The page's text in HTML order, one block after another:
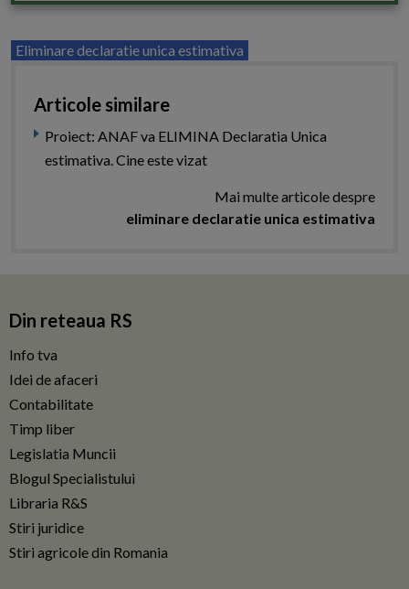
Eliminare declaratie unica estimativa
Articole similare
Proiect: ANAF va ELIMINA Declaratia Unica
estimativa. Cine este vizat
Mai multe articole despre
eliminare declaratie unica estimativa
Din reteaua RS
Info tva
Idei de afaceri
Contabilitate
Timp liber
Legislatia Muncii
Blogul Specialistului
Libraria R&S
Stiri juridice
Stiri agricole din Romania